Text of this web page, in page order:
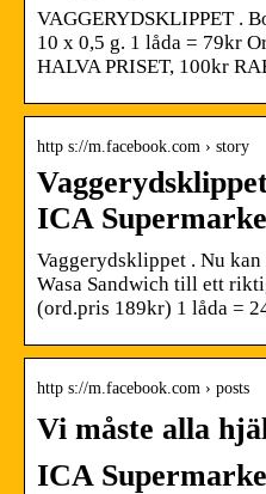
VAGGERYDSKLIPPET .
10 x 0,5 g. 1 låda = 79kr
HALVA PRISET, 100kr
http s://m.facebook.com › story
ICA
Vaggerydsklippet . Nu
Wasa Sandwich till ett
(ord.pris 189kr) 1 låda =
http s://m.facebook.com › posts
Vi måste alla
ICA